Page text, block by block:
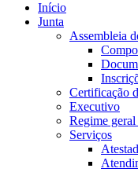
Início
Junta
Assembleia
Certificação
Executivo
Regime
Serviços